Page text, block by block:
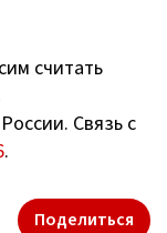
считать
Связь с
.
Поделиться